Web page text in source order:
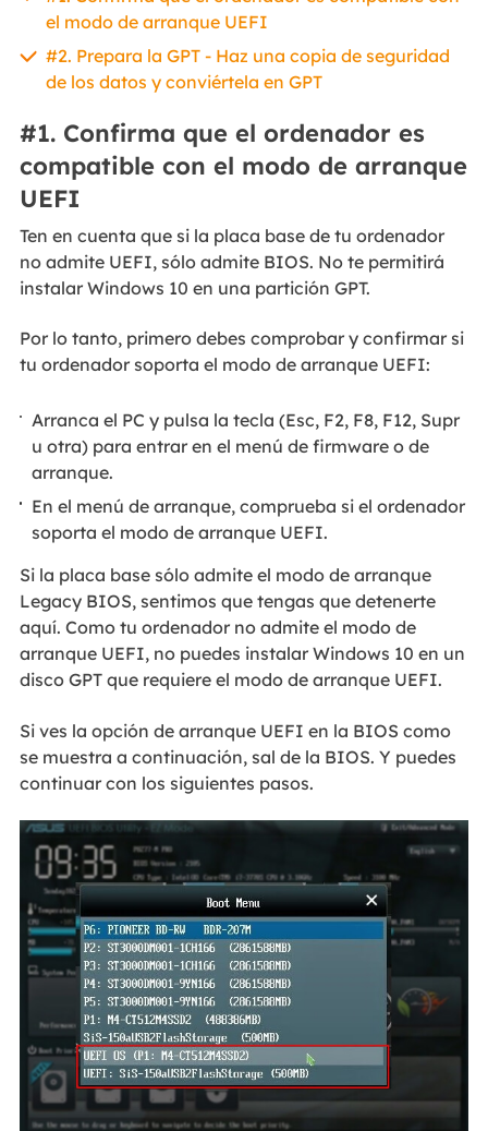
el modo de arranque UEFI
#2. Prepara la GPT - Haz una copia de seguridad
de los datos y conviértela en GPT
#1. Confirma que el ordenador es
compatible con el modo de arranque
UEFI
Ten en cuenta que si la placa base de tu ordenador
no admite UEFI, sólo admite BIOS. No te permitirá
instalar Windows 10 en una partición GPT.
Por lo tanto, primero debes comprobar y confirmar si
tu ordenador soporta el modo de arranque UEFI:
Arranca el PC y pulsa la tecla (Esc, F2, F8, F12, Supr
u otra) para entrar en el menú de firmware o de
arranque.
En el menú de arranque, comprueba si el ordenador
soporta el modo de arranque UEFI.
Si la placa base sólo admite el modo de arranque
Legacy BIOS, sentimos que tengas que detenerte
aquí. Como tu ordenador no admite el modo de
arranque UEFI, no puedes instalar Windows 10 en un
disco GPT que requiere el modo de arranque UEFI.
Si ves la opción de arranque UEFI en la BIOS como
se muestra a continuación, sal de la BIOS. Y puedes
continuar con los siguientes pasos.